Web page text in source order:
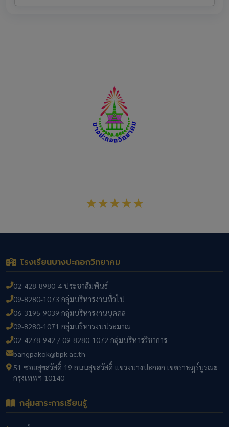
★★★★★
โรงเรียนบางปะกอกวิทยาคม
02-428-8980-4 ประชาสัมพันธ์
09-8280-1073 กลุ่มบริหารงานทั่วไป
06-3195-9039 กลุ่มบริหารงานบุคคล
09-8280-1071 กลุ่มบริหารงบประมาณ
02-4278-942 / 09-8280-1072 กลุ่มบริหารวิชาการ
bangpakok@bpk.ac.th
51 ซอยสุขสวัสดิ์ 19 ถนนสุขสวัสดิ์ แขวงบางปะกอก เขตราษฎร์บูรณะ
กรุงเทพฯ 10140
กลุ่มสาระการเรียนรู้